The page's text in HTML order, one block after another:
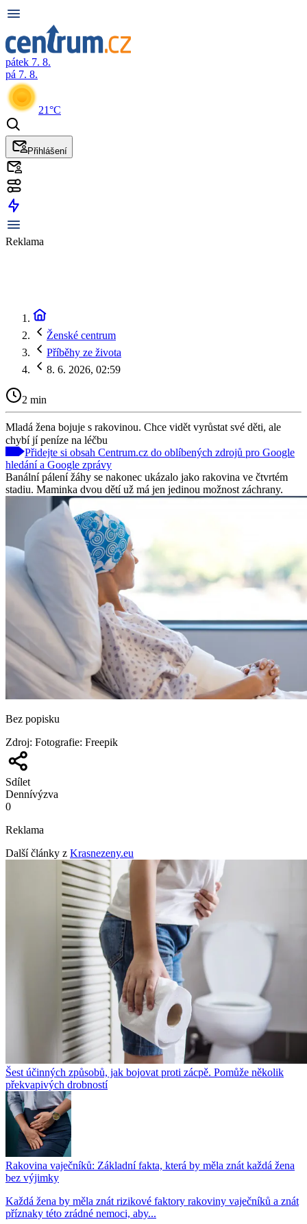
pátek 7. 8.
pá 7. 8.
21°C
Přihlášení
Reklama
Ženské centrum
Příběhy ze života
8. 6. 2026, 02:59
2 min
Mladá žena bojuje s rakovinou. Chce vidět vyrůstat své děti, ale
chybí jí peníze na léčbu
Přidejte si obsah Centrum.cz do oblíbených zdrojů pro Google
hledání a Google zprávy
Banální pálení žáhy se nakonec ukázalo jako rakovina ve čtvrtém
stadiu. Maminka dvou dětí už má jen jedinou možnost záchrany.
Bez popisku
Zdroj: Fotografie: Freepik
Sdílet
Dennívýzva
0
Reklama
Další články z Krasnezeny.eu
Šest účinných způsobů, jak bojovat proti zácpě. Pomůže několik
překvapivých drobností
Rakovina vaječníků: Základní fakta, která by měla znát každá žena
bez výjimky
Každá žena by měla znát rizikové faktory rakoviny vaječníků a znát
příznaky této zrádné nemoci, aby...